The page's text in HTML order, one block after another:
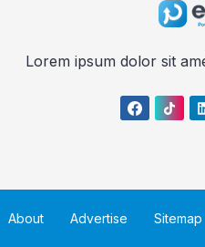
Lorem ipsum dolor sit
About Advertise Sitemap